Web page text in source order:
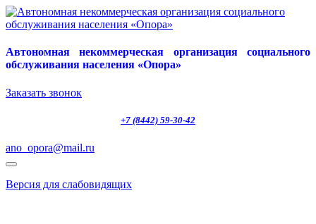
Автономная некоммерческая организация социального
обслуживания населения «Опора»
Заказать звонок
+7 (8442) 59-30-42
ano_opora@mail.ru
Версия для слабовидящих